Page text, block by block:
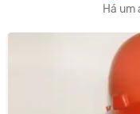
Há um